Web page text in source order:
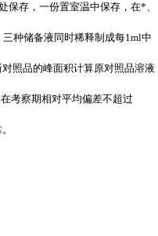
保存，一份置室温中保存，在*、
种储备液同时稀释制成每1ml中
照品的峰面积计算原对照品溶液
考察期相对平均偏差不超过